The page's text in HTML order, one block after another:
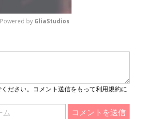
M
e
Powered by GliaStudios